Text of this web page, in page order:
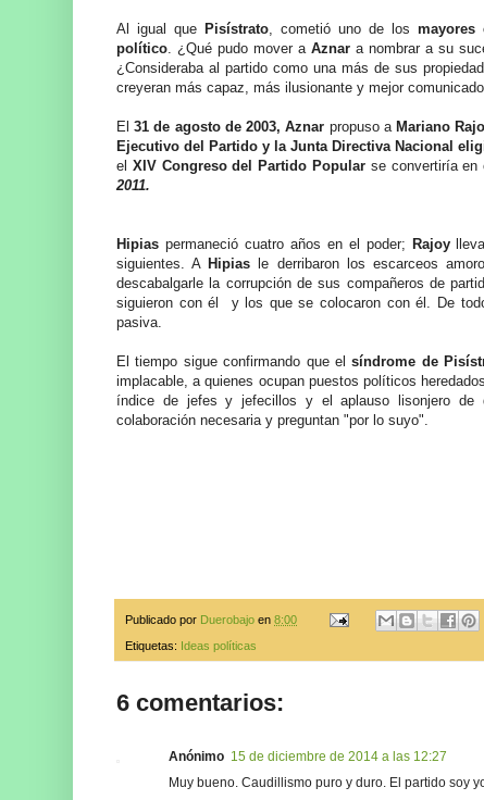
Al igual que Pisístrato, cometió uno de los mayores
político. ¿Qué pudo mover a Aznara nombrar a su
¿Consideraba al partido como una más de sus
creyeran más capaz, más ilusionante y mejor
El31 de agosto de 2003, Aznar propuso a Mariano
Ejecutivo del Partido y la Junta Directiva Nacional
el XIV Congreso del Partido Popular se convertiría en
2011.
Hipias permaneció cuatro años en el poder; Rajoy
siguientes. A Hipias le derribaron los escarceos
descabalgarle la corrupción de sus compañeros de
siguieron con él y los que se colocaron con él. De
pasiva.
El tiempo sigue confirmando que elsíndrome de
implacable, a quienes ocupan puestos políticos
índice de jefes y jefecillos y el aplauso lisonjero
colaboración necesaria y preguntan "por lo suyo".
Publicado por Duerobajo en 8:00
Etiquetas: Ideas políticas
6 comentarios:
Anónimo 15 de diciembre de 2014 a las 12:27
Muy bueno. Caudillismo puro y duro. El partido soy